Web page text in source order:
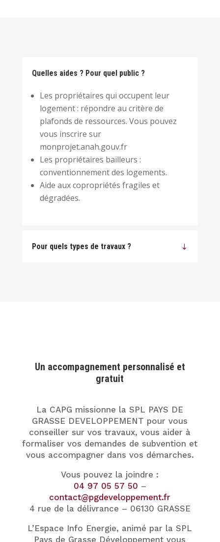
Quelles aides ? Pour quel public ?
Les propriétaires qui occupent leur
logement : répondre au critère de
plafonds de ressources. Vous pouvez
vous inscrire sur
monprojet.anah.gouv.fr
Les propriétaires bailleurs :
conventionnement des logements.
Aide aux copropriétés fragiles et
dégradées.
Pour quels types de travaux ?
Un accompagnement personnalisé et
gratuit
La CAPG missionne la SPL PAYS DE
GRASSE DEVELOPPEMENT pour vous
conseiller sur vos travaux, vous aider à
formaliser vos demandes de subvention et
vous accompagner dans vos démarches.
Vous pouvez la joindre :
04 97 05 57 50 –
contact@pgdeveloppement.fr
4 rue de la délivrance – 06130 GRASSE
L’Espace Info Energie, animé par la SPL
Pays de Grasse Développement vous